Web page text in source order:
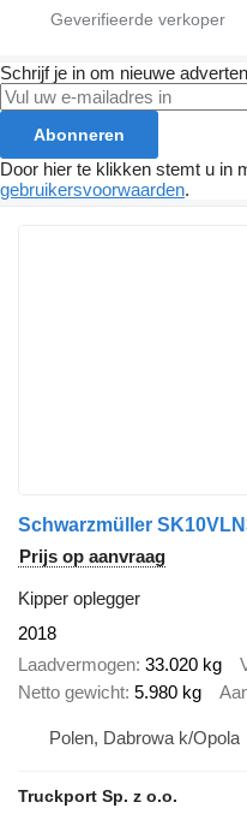
Schrijf je in om nieuwe
Abonneren
Door hier te klikken stemt u in
gebruikersvoorwaarden.
Schwarzmüller
Prijs op aanvraag
Kipper oplegger
2018
Laadvermogen 33.020 kg
Netto gewicht 5.980 kg
Polen, Dabrowa k/Opola
Truckport Sp. z o.o.